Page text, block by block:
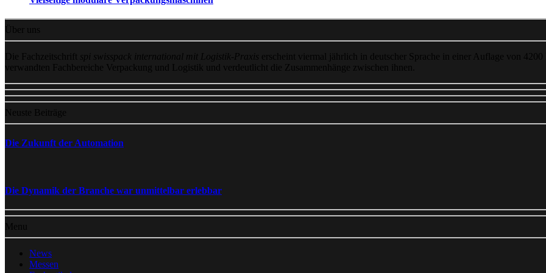
Über uns
Die Fachzeitschrift spi swisspack international mit Logistik-Praxis erscheint viermal jährlich in deutscher Sprache in einer Auflage von
verwandten Fachbereiche Verpackung und Logistik und verdeutlicht die Zusammenhänge zwischen ihnen.
Neuste Beiträge
Die Zukunft der Automation
Die Dynamik der Branche war unmittelbar erlebbar
Menu
News
Messen